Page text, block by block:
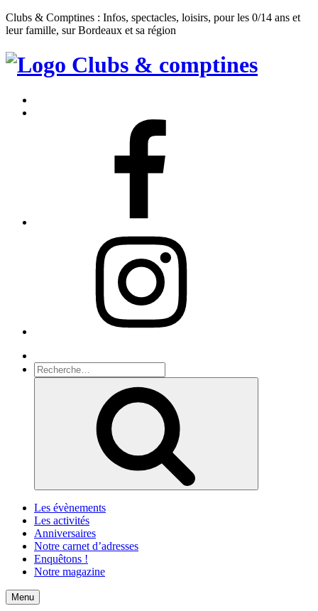
Clubs & Comptines : Infos, spectacles, loisirs, pour les 0/14 ans et
leur famille, sur Bordeaux et sa région
Clubs
Comptines
Recherche
pour
Les évènements
Les activités
Anniversaires
Notre carnet d’adresses
Enquêtons !
Notre magazine
Accueil
Menu Contact